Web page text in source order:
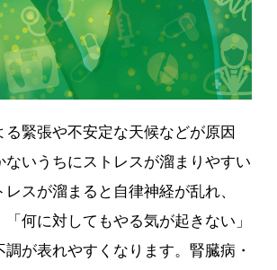
る緊張や不安定な天候などが原因
ないうちにストレスが溜まりやすい
スが溜まると自律神経が乱れ、
「何に対してもやる気が起きない」
が表れやすくなります。腎臓病・